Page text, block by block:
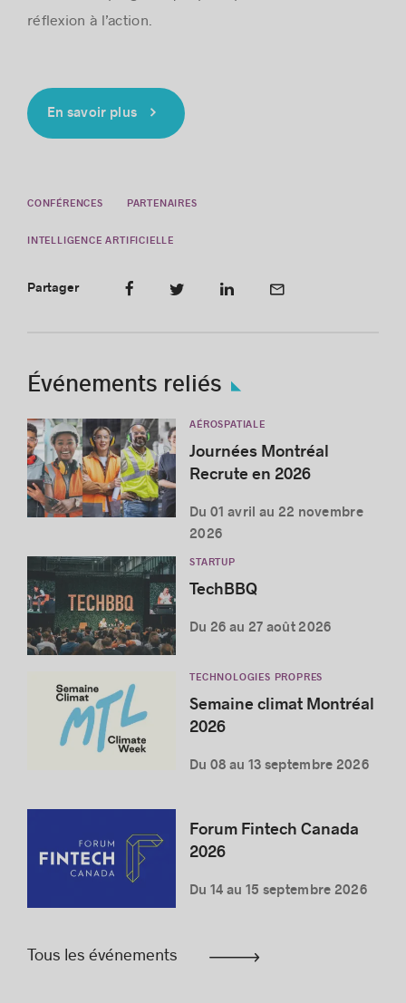
réflexion à l’action.
En savoir plus
CONFÉRENCES PARTENAIRES
INTELLIGENCE ARTIFICIELLE
Partager
Événements reliés
AÉROSPATIALE
Journées Montréal
Recrute en 2026
Du 01 avril au 22 novembre
2026
STARTUP
TechBBQ
Du 26 au 27 août 2026
TECHNOLOGIES PROPRES
Semaine climat Montréal
2026
Du 08 au 13 septembre 2026
Forum Fintech Canada
2026
Du 14 au 15 septembre 2026
Tous les événements